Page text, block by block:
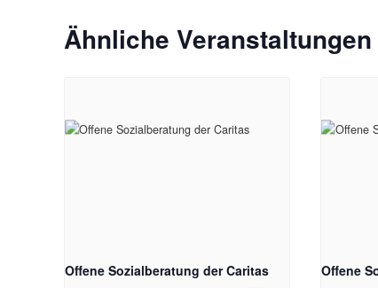
Ähnliche Veranstaltungen
Offene Sozialberatung der Caritas Offene